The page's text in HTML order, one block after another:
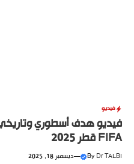
فيديو
فيديو هدف أسطوري
FIFA قطر 2025
By Dr TALBI
—ديسمبر 18, 2025